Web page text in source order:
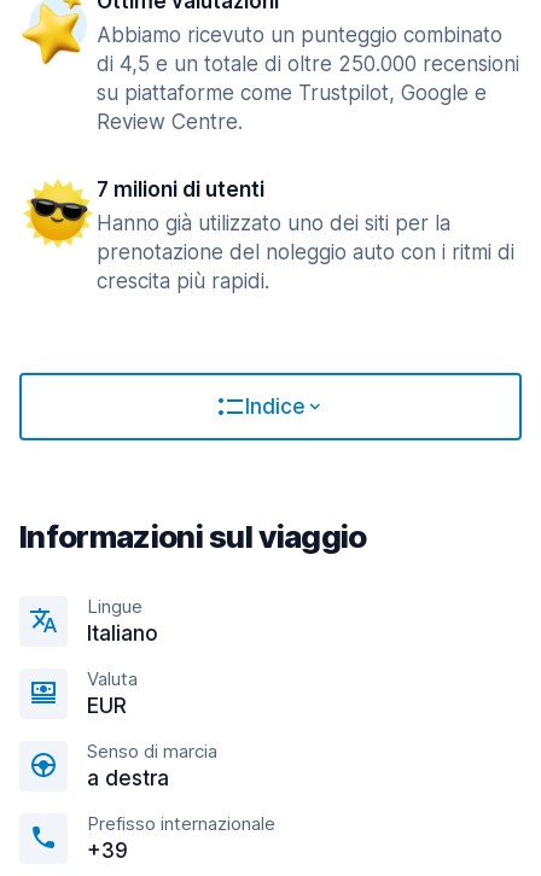
Abbiamo ricevuto un punteggio combinato
di 4,5 e un totale di oltre 250.000 recensioni
su piattaforme come Trustpilot, Google e
Review Centre.
7 milioni di utenti
Hanno già utilizzato uno dei siti per la
prenotazione del noleggio auto con i ritmi di
crescita più rapidi.
Indice
Informazioni sul viaggio
Lingue
Italiano
Valuta
EUR
Senso di marcia
a destra
Prefisso internazionale
+39